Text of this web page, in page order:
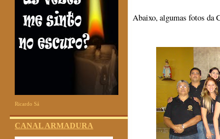
Ricardo Sá
CANAL ARMADURA
Abaixo, algumas fotos da